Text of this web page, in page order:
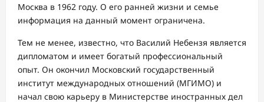
Москва в 1962 году. О его ранней жизни и семье
информация на данный момент ограничена.
Тем не менее, известно, что Василий Небензя является
дипломатом и имеет богатый профессиональный
опыт. Он окончил Московский государственный
институт международных отношений (МГИМО) и
начал свою карьеру в Министерстве иностранных дел